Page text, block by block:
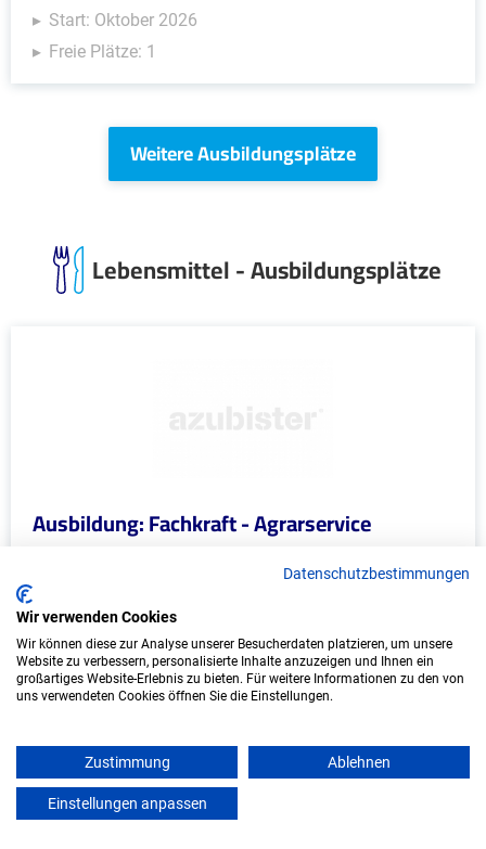
Start: Oktober 2026
Freie Plätze: 1
Weitere Ausbildungsplätze
Lebensmittel - Ausbildungsplätze
Ausbildung: Fachkraft - Agrarservice
Havelaue
Start: 2027
Freie Plätze: 1
Marketing - Ausbildungsplätze
Datenschutzbestimmungen
Wir verwenden Cookies
Wir können diese zur Analyse unserer Besucherdaten platzieren, um unsere
Website zu verbessern, personalisierte Inhalte anzuzeigen und Ihnen ein
großartiges Website-Erlebnis zu bieten. Für weitere Informationen zu den von
uns verwendeten Cookies öffnen Sie die Einstellungen.
Zustimmung Ablehnen
Einstellungen anpassen